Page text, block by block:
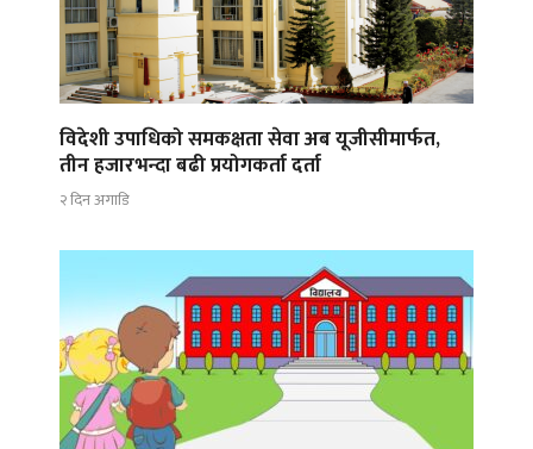
विदेशी उपाधिको समकक्षता सेवा अब यूजीसीमार्फत,
तीन हजारभन्दा बढी प्रयोगकर्ता दर्ता
२ दिन अगाडि